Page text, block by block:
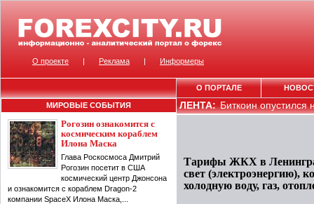
МИРОВЫЕ СОБЫТИЯ
Рогозин ознакомится с
космическим кораблем
Илона Маска
Глава Роскосмоса Дмитрий
Рогозин посетит в США
космический центр Джонсона
и ознакомится с кораблем Dragon-2
компании SpaceX Илона Маска,...
ЛЕНТА:Биткоин опустился
Тарифы ЖКХ в
свет (электроэнергию),
холодную воду, газ,
О проекте | Реклама | Информеры
О ПОРТАЛЕ